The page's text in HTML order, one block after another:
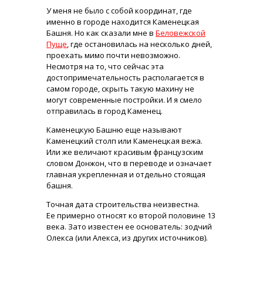
У меня не было с собой координат, где
именно в городе находится Каменецкая
Башня. Но как сказали мне в Беловежской
Пуще, где остановилась на несколько дней,
проехать мимо почти невозможно.
Несмотря на то, что сейчас эта
достопримечательность располагается в
самом городе, скрыть такую махину не
могут современные постройки. И я смело
отправилась в город Каменец.
Каменецкую Башню еще называют
Каменецкий столп или Каменецкая вежа.
Или же величают красивым французским
словом Донжон, что в переводе и означает
главная укрепленная и отдельно стоящая
башня.
Точная дата строительства неизвестна.
Ее примерно относят ко второй половине 13
века. Зато известен ее основатель: зодчий
Олекса (или Алекса, из других источников).